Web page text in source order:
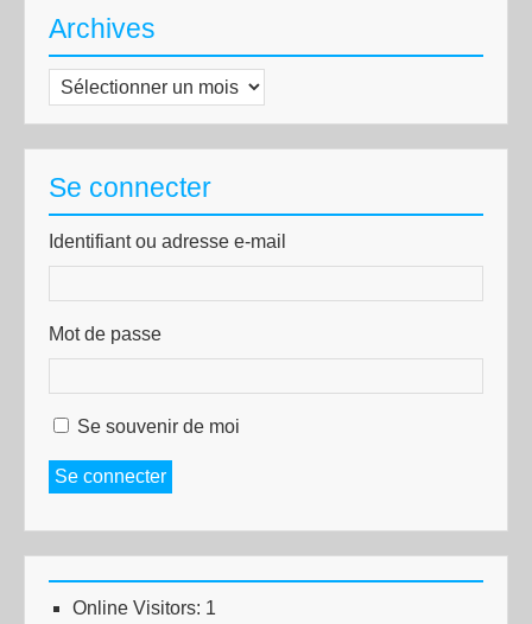
Archives
Archives
Se connecter
Identifiant ou adresse e-mail
Mot de passe
Se souvenir de moi
Se connecter
Online Visitors: 1